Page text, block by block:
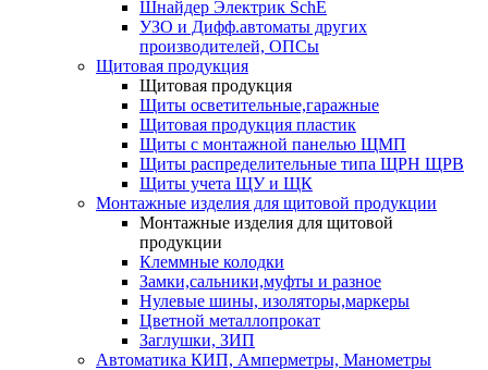
Шнайдер Электрик SchE
УЗО и Дифф.автоматы других
производителей, ОПСы
Щитовая продукция
Щитовая продукция
Щиты осветительные,гаражные
Щитовая продукция пластик
Щиты с монтажной панелью ЩМП
Щиты распределительные типа ЩРН ЩРВ
Щиты учета ЩУ и ЩК
Монтажные изделия для щитовой продукции
Монтажные изделия для щитовой
продукции
Клеммные колодки
Замки,сальники,муфты и разное
Нулевые шины, изоляторы,маркеры
Цветной металлопрокат
Заглушки, ЗИП
Автоматика КИП, Амперметры, Манометры